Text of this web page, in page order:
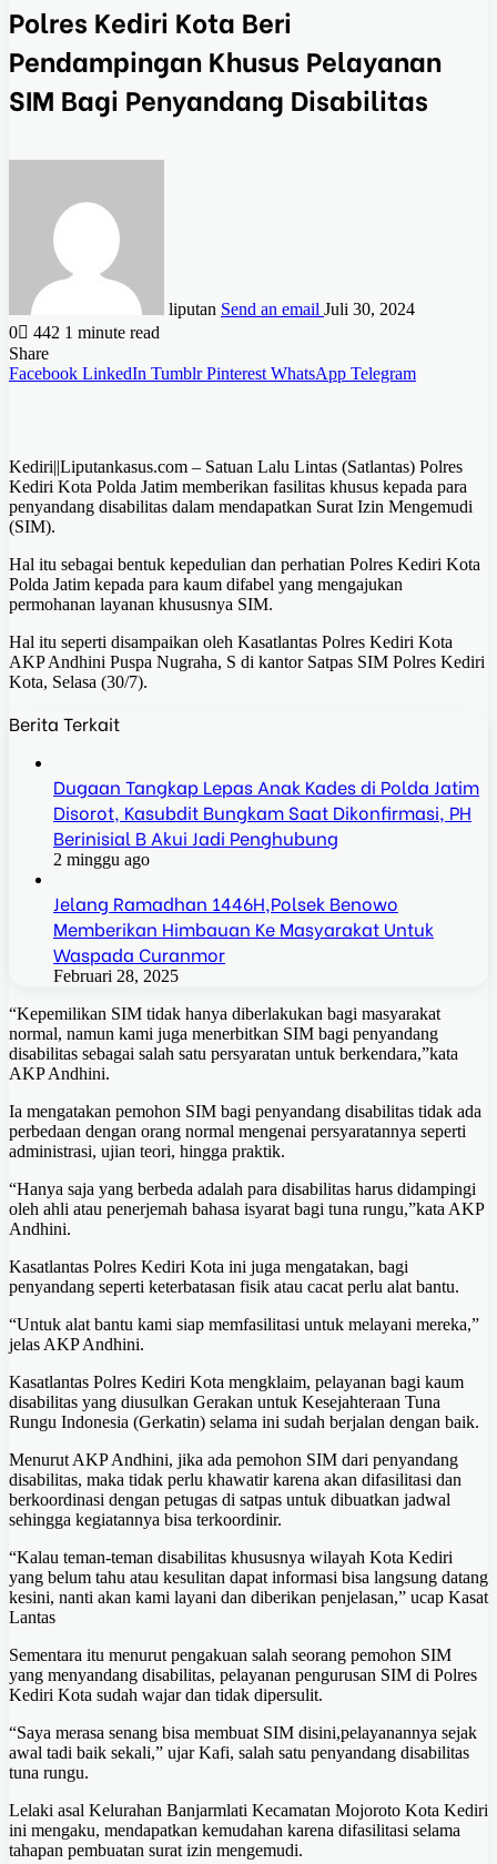
Polres Kediri Kota Beri
Pendampingan Khusus Pelayanan
SIM Bagi Penyandang Disabilitas
liputan Send an email Juli 30, 2024
0
442 1 minute read
Share
Facebook LinkedIn Tumblr Pinterest WhatsApp Telegram
Kediri||Liputankasus.com – Satuan Lalu Lintas (Satlantas) Polres
Kediri Kota Polda Jatim memberikan fasilitas khusus kepada para
penyandang disabilitas dalam mendapatkan Surat Izin Mengemudi
(SIM).
Hal itu sebagai bentuk kepedulian dan perhatian Polres Kediri Kota
Polda Jatim kepada para kaum difabel yang mengajukan
permohanan layanan khususnya SIM.
Hal itu seperti disampaikan oleh Kasatlantas Polres Kediri Kota
AKP Andhini Puspa Nugraha, S di kantor Satpas SIM Polres Kediri
Kota, Selasa (30/7).
Berita Terkait
Dugaan Tangkap Lepas Anak Kades di Polda Jatim
Disorot, Kasubdit Bungkam Saat Dikonfirmasi, PH
Berinisial B Akui Jadi Penghubung
2 minggu ago
Jelang Ramadhan 1446H,Polsek Benowo
Memberikan Himbauan Ke Masyarakat Untuk
Waspada Curanmor
Februari 28, 2025
“Kepemilikan SIM tidak hanya diberlakukan bagi masyarakat
normal, namun kami juga menerbitkan SIM bagi penyandang
disabilitas sebagai salah satu persyaratan untuk berkendara,”kata
AKP Andhini.
Ia mengatakan pemohon SIM bagi penyandang disabilitas tidak ada
perbedaan dengan orang normal mengenai persyaratannya seperti
administrasi, ujian teori, hingga praktik.
“Hanya saja yang berbeda adalah para disabilitas harus didampingi
oleh ahli atau penerjemah bahasa isyarat bagi tuna rungu,”kata AKP
Andhini.
Kasatlantas Polres Kediri Kota ini juga mengatakan, bagi
penyandang seperti keterbatasan fisik atau cacat perlu alat bantu.
“Untuk alat bantu kami siap memfasilitasi untuk melayani mereka,”
jelas AKP Andhini.
Kasatlantas Polres Kediri Kota mengklaim, pelayanan bagi kaum
disabilitas yang diusulkan Gerakan untuk Kesejahteraan Tuna
Rungu Indonesia (Gerkatin) selama ini sudah berjalan dengan baik.
Menurut AKP Andhini, jika ada pemohon SIM dari penyandang
disabilitas, maka tidak perlu khawatir karena akan difasilitasi dan
berkoordinasi dengan petugas di satpas untuk dibuatkan jadwal
sehingga kegiatannya bisa terkoordinir.
“Kalau teman-teman disabilitas khususnya wilayah Kota Kediri
yang belum tahu atau kesulitan dapat informasi bisa langsung datang
kesini, nanti akan kami layani dan diberikan penjelasan,” ucap Kasat
Lantas
Sementara itu menurut pengakuan salah seorang pemohon SIM
yang menyandang disabilitas, pelayanan pengurusan SIM di Polres
Kediri Kota sudah wajar dan tidak dipersulit.
“Saya merasa senang bisa membuat SIM disini,pelayanannya sejak
awal tadi baik sekali,” ujar Kafi, salah satu penyandang disabilitas
tuna rungu.
Lelaki asal Kelurahan Banjarmlati Kecamatan Mojoroto Kota Kediri
ini mengaku, mendapatkan kemudahan karena difasilitasi selama
tahapan pembuatan surat izin mengemudi.